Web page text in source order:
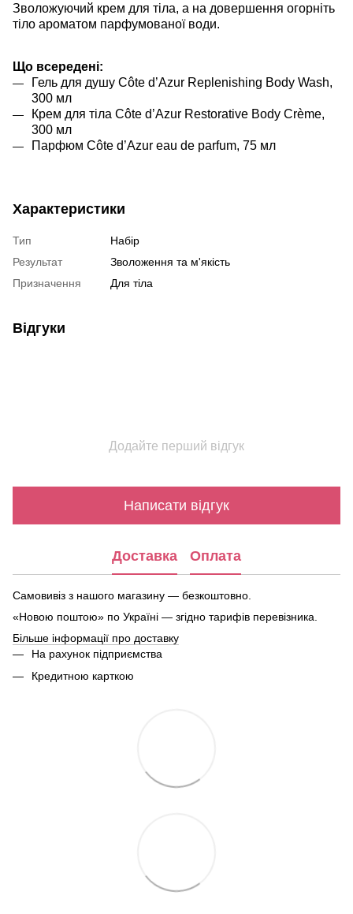
Зволожуючий крем для тіла, а на довершення огорніть
тіло ароматом парфумованої води.
Що всередені:
Гель для душу Côte d’Azur Replenishing Body Wash,
300 мл
Крем для тіла Côte d’Azur Restorative Body Crème,
300 мл
Парфюм Côte d’Azur eau de parfum, 75 мл
Характеристики
Тип
Набір
Результат
Зволоження та м'якість
Призначення
Для тіла
Відгуки
Додайте перший відгук
Написати відгук
Доставка Оплата
Самовивіз з нашого магазину — безкоштовно.
«Новою поштою» по Україні — згідно тарифів перевізника.
Більше інформації про доставку
На рахунок підприємства
Кредитною карткою